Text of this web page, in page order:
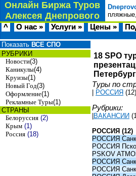
Онлайн Биржа Туров
Алексея Днепрового
^ О нас » Услуги » Цены »
Показать ВСЕ СПО
РУБРИКИ
Новости(3)
Каникулы(4)
Круизы(1)
Новый Год(3)
Оформление(1)
Рекламные Туры(1)
СТРАНЫ
Белоруссия (2)
Крым (1)
Россия (18)
18 SPO
Туры по
РОССИЯ (12)
Рубрики:
ВАКАНСИИ
РОССИЯ (12)
РОССИЯ
РОССИЯ
PSKOV
РОССИЯ
РОССИЯ